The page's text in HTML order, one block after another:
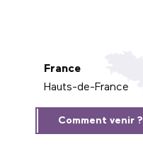
France
Hauts-de-France
Comment venir ?